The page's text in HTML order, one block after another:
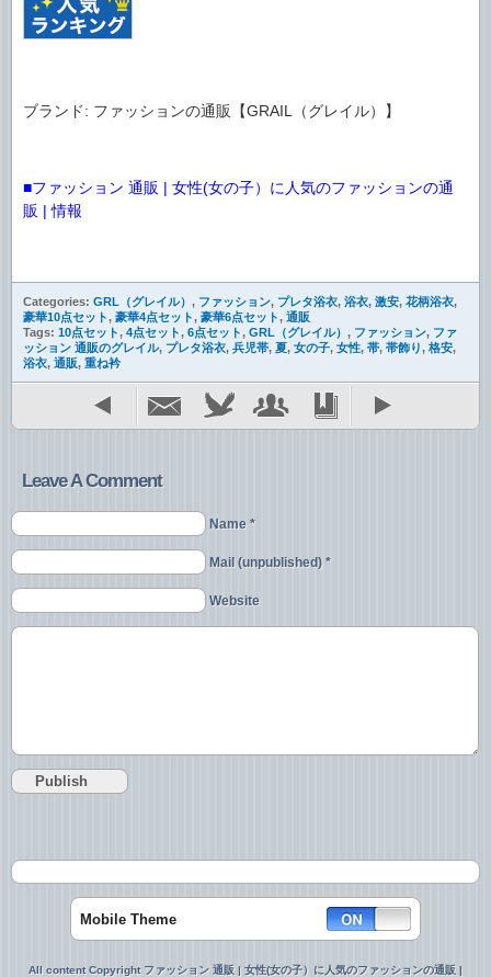
ブランド: ファッションの通販【GRAIL（グレイル）】
■ファッション 通販 | 女性(女の子）に人気のファッションの通
販 | 情報
Categories: GRL（グレイル） , ファッション, プレタ浴衣, 浴衣, 激安, 花柄浴衣,
豪華10点セット, 豪華4点セット, 豪華6点セット, 通販
Tags: 10点セット, 4点セット, 6点セット, GRL（グレイル） , ファッション, ファ
ッション 通販のグレイル, プレタ浴衣, 兵児帯, 夏, 女の子, 女性, 帯, 帯飾り, 格安,
浴衣, 通販, 重ね衿
Leave A Comment
Name *
Mail (unpublished) *
Website
Mobile Theme
All content Copyright ファッション 通販 | 女性(女の子）に人気のファッションの通販 |